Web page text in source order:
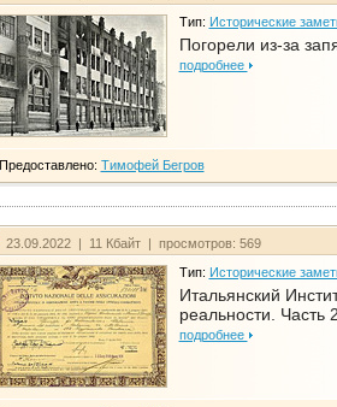
Тип: Исторические
Погорели из-за
подробнее
Предоставлено: Тимофей Бегров
23.09.2022 | 11 Кбайт | просмотров: 569
Тип: Исторические
Итальянский
реальности. Часть 2
подробнее